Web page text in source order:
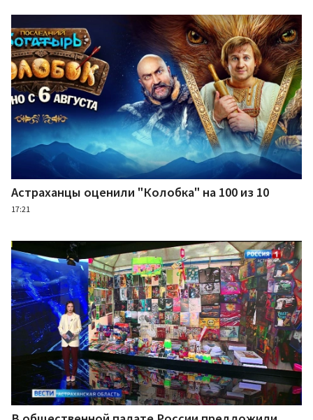
Астраханцы оценили "Колобка" на 100 из 10
17:21